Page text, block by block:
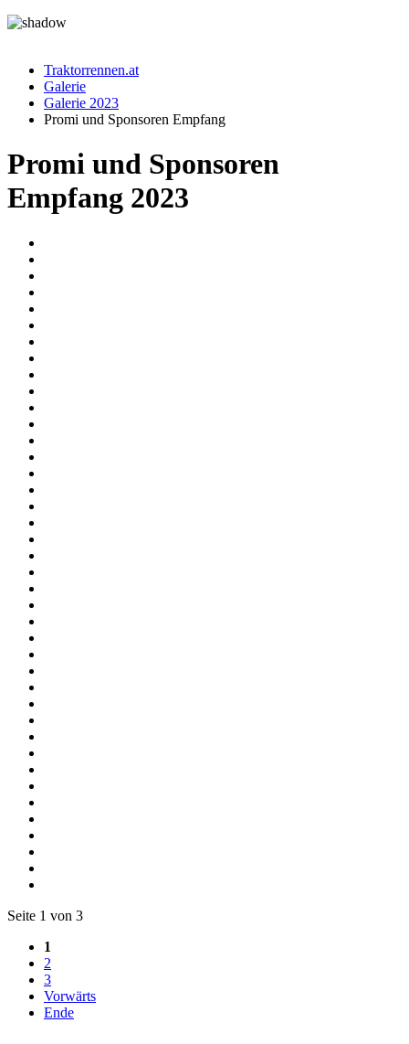
Traktorrennen.at
Galerie
Galerie 2023
Promi und Sponsoren Empfang
Promi und Sponsoren
Empfang 2023
Seite 1 von 3
1
2
3
Vorwärts
Ende